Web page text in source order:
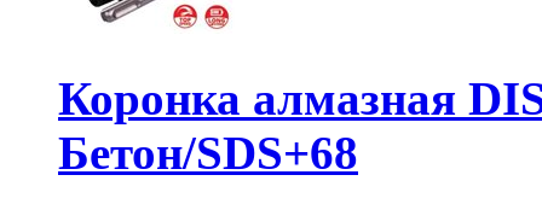
Коронка алмазная
Бетон/SDS+68